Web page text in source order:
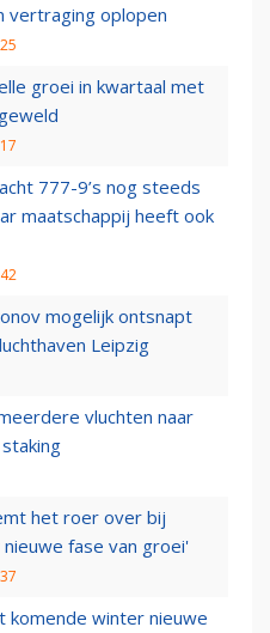
vertraging oplopen
groei in kwartaal met
777-9’s nog steeds
maatschappij heeft ook
mogelijk ontsnapt
Leipzig
vluchten naar
het roer over bij
nieuwe fase van groei'
komende winter nieuwe